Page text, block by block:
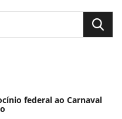
federal ao Carnaval